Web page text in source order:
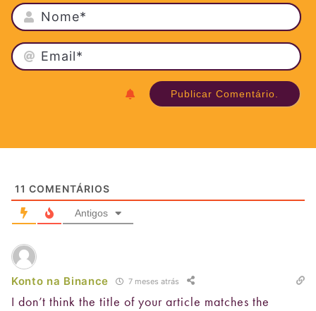
11 COMENTÁRIOS
Antigos
Konto na Binance 7 meses atrás
I don’t think the title of your article matches the